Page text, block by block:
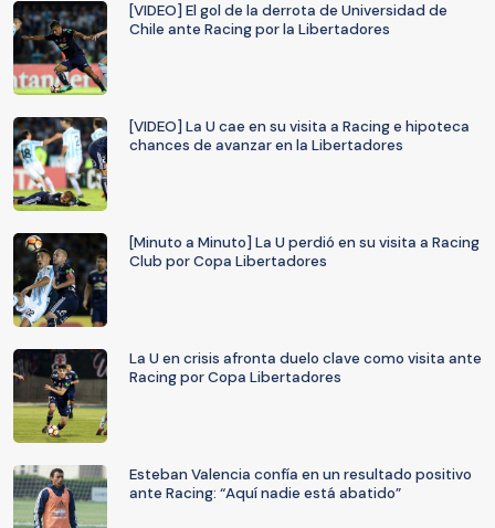
[VIDEO] El gol de la derrota de Universidad de
Chile ante Racing por la Libertadores
[VIDEO] La U cae en su visita a Racing e hipoteca
chances de avanzar en la Libertadores
[Minuto a Minuto] La U perdió en su visita a Racing
Club por Copa Libertadores
La U en crisis afronta duelo clave como visita ante
Racing por Copa Libertadores
Esteban Valencia confía en un resultado positivo
ante Racing: “Aquí nadie está abatido”